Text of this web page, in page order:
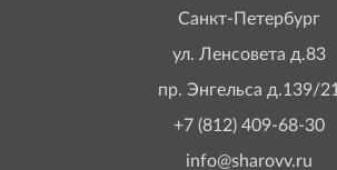
Санкт-Петербург
ул. Ленсовета д.83
пр. Энгельса д.139/21
+7 (812) 409-68-30
info@sharovv.ru